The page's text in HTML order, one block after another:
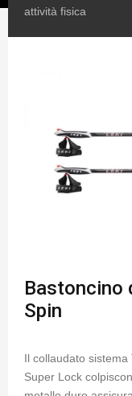
attività fisica
Bastoncino
Spin
Il collaudato
Super Lock